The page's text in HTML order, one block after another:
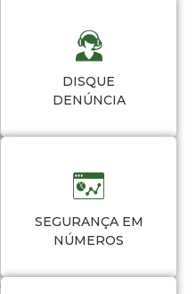
DISQUE
DENÚNCIA
SEGURANÇA EM
NÚMEROS